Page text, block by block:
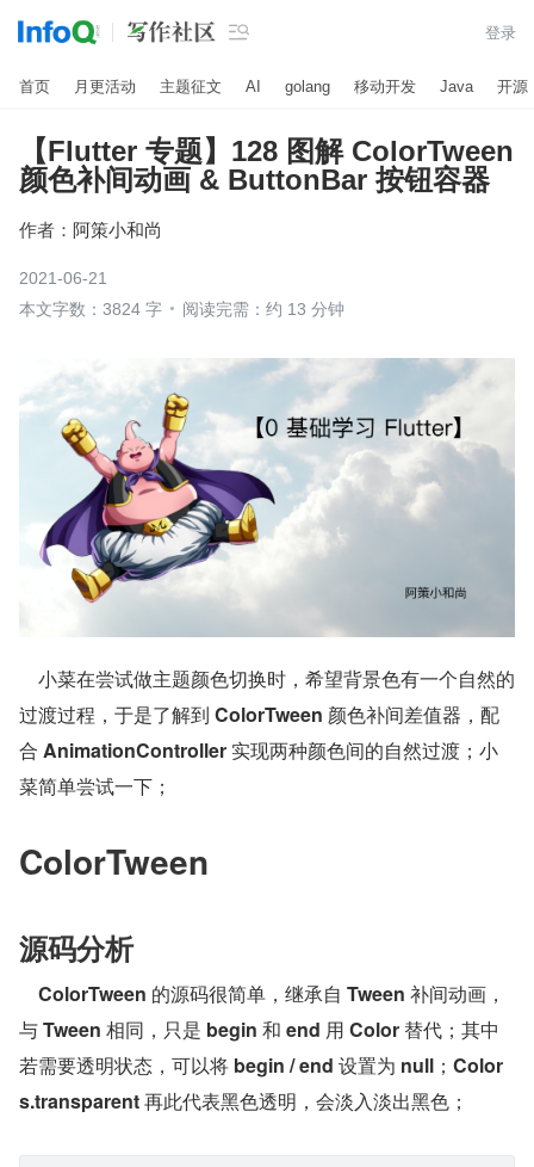
 登录
首页 月更活动 主题征文 AI golang 移动开发 Java 开源
【Flutter 专题】128 图解 ColorTween
颜色补间动画 & ButtonBar 按钮容器
作者： 阿策小和尚
2021-06-21
本文字数：3824 字
阅读完需：约 13 分钟
小菜在尝试做主题颜色切换时，希望背景色有一个自然的
过渡过程，于是了解到 ColorTween 颜色补间差值器，配
合 AnimationController 实现两种颜色间的自然过渡；小
菜简单尝试一下；
ColorTween
源码分析
ColorTween 的源码很简单，继承自 Tween 补间动画，
与 Tween 相同，只是 begin 和 end 用 Color 替代；其中
若需要透明状态，可以将 begin / end 设置为 null ； Color
s.transparent 再此代表黑色透明，会淡入淡出黑色；